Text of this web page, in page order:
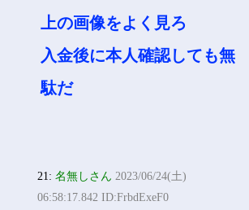
上の画像をよく見ろ
入金後に本人確認しても無
駄だ
21:名無しさん 2023/06/24(土)
06:58:17.842 ID:FrbdExeF0